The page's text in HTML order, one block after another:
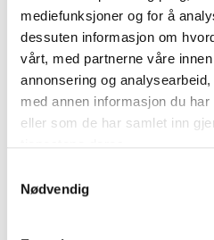
mediefunksjoner og for å
dessuten informasjon om
vårt, med partnerne våre
annonsering og
med annen informasjon du
eller som de har samlet inn
Nødvendig
Professor Morten Goodwin
fikk sitt første møte med
kunstig intelligens under
mastergraden ved
Universitetet i Agder tidlig
på 2000-tallet – og har ikke
sett seg tilbake siden.
Pål
deg